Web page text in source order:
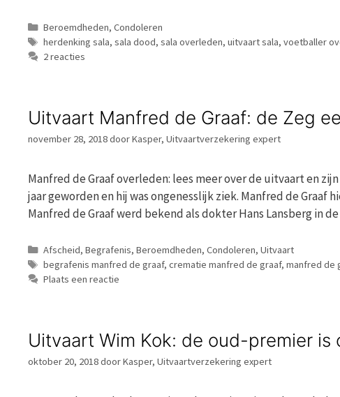
Categorieën
Beroemdheden, Condoleren
Tags
herdenking sala, sala dood, sala overleden, uitvaart sala, voetballer
2 reacties
Uitvaart Manfred de Graaf: de Zeg
november 28, 2018doorKasper, Uitvaartverzekering expert
Manfred de Graaf overleden: lees meer over de uitvaart en
jaar geworden en hij was ongenesslijk ziek. Manfred de
Manfred de Graaf werd bekend als dokter Hans Lansberg in
Categorieën
Afscheid, Begrafenis, Beroemdheden, Condoleren, Uitvaart
Tags
begrafenis manfred de graaf, crematie manfred de graaf, manfred de
Plaats een reactie
Uitvaart Wim Kok: de oud-premier is
oktober 20, 2018doorKasper, Uitvaartverzekering expert